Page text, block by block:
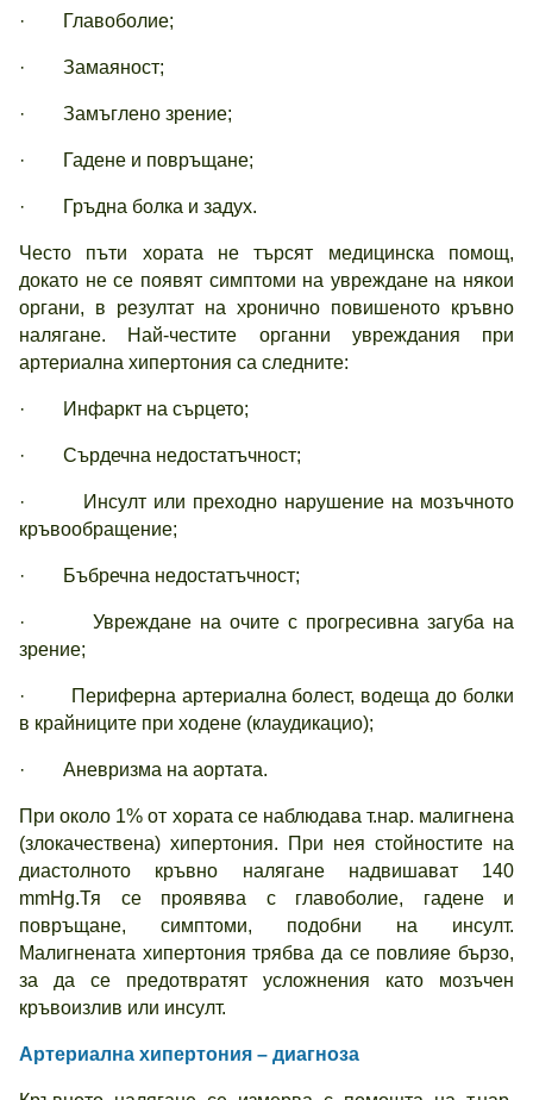
· Главоболие;
· Замаяност;
· Замъглено зрение;
· Гадене и повръщане;
· Гръдна болка и задух.
Често пъти хората не търсят медицинска помощ,
докато не се появят симптоми на увреждане на някои
органи, в резултат на хронично повишеното кръвно
налягане. Най-честите органни увреждания при
артериална хипертония са следните:
· Инфаркт на сърцето;
· Сърдечна недостатъчност;
· Инсулт или преходно нарушение на мозъчното
кръвообращение;
· Бъбречна недостатъчност;
· Увреждане на очите с прогресивна загуба на
зрение;
· Периферна артериална болест, водеща до болки
в крайниците при ходене (клаудикацио);
· Аневризма на аортата.
При около 1% от хората се наблюдава т.нар. малигнена
(злокачествена) хипертония. При нея стойностите на
диастолното кръвно налягане надвишават 140
mmHg.Тя се проявява с главоболие, гадене и
повръщане, симптоми, подобни на инсулт.
Малигнената хипертония трябва да се повлияе бързо,
за да се предотвратят усложнения като мозъчен
кръвоизлив или инсулт.
Артериална хипертония – диагноза